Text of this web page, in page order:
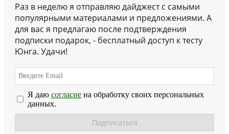
Раз в неделю я отправляю дайджест с самыми
популярными материалами и предложениями. А
для вас я предлагаю после подтверждения
подписки подарок, - бесплатный доступ к тесту
Юнга. Удачи!
Я даю согласие на обработку своих персональных
данных.